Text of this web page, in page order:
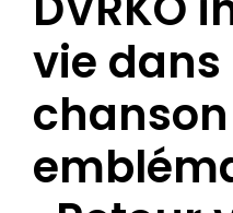
vie dans
chanson